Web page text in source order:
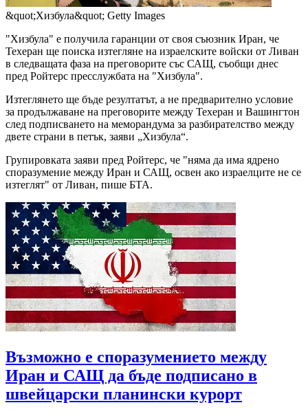
&quot;Хизбула&quot; Getty Images
"Хизбула" е получила гаранции от своя съюзник Иран, че
Техеран ще поиска изтегляне на израелските войски от Ливан
в следващата фаза на преговорите със САЩ, съобщи днес
пред Ройтерс пресслужбата на "Хизбула".
Изтеглянето ще бъде резултатът, а не предварително условие
за продължаване на преговорите между Техеран и Вашингтон
след подписването на меморандума за разбирателство между
двете страни в петък, заяви „Хизбула“.
Групировката заяви пред Ройтерс, че "няма да има ядрено
споразумение между Иран и САЩ, освен ако израелците не се
изтеглят" от Ливан, пише БТА.
Възможно е споразумението между
Иран и САЩ да бъде подписано в
швейцарски планински курорт